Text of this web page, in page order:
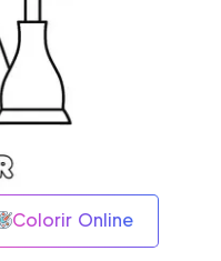
Colorir Online